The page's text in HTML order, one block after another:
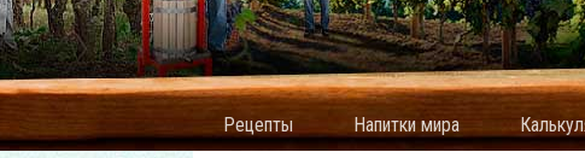
Рецепты Напитки мира